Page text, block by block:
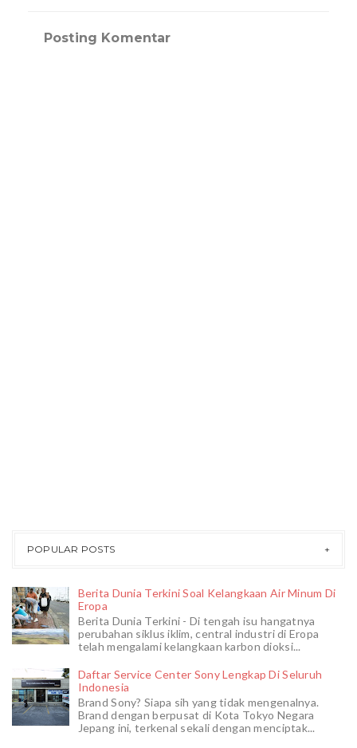
Posting Komentar
POPULAR POSTS
Berita Dunia Terkini Soal Kelangkaan Air Minum Di
Eropa
Berita Dunia Terkini - Di tengah isu hangatnya
perubahan siklus iklim, central industri di Eropa
telah mengalami kelangkaan karbon dioksi...
Daftar Service Center Sony Lengkap Di Seluruh
Indonesia
Brand Sony? Siapa sih yang tidak mengenalnya.
Brand dengan berpusat di Kota Tokyo Negara
Jepang ini, terkenal sekali dengan menciptak...